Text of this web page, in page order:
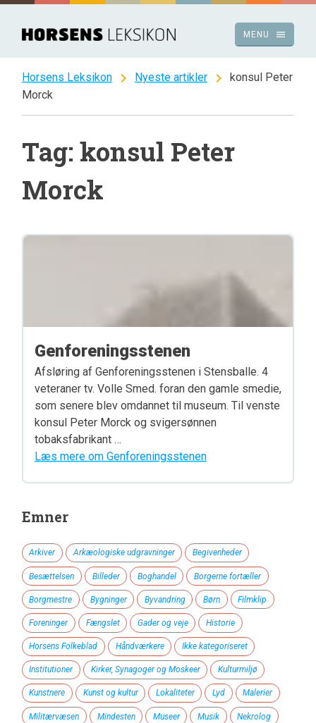
Spring
indhold
menu
MENU
Horsens Leksikon chevron_right Nyeste artikler chevron_right
konsul Peter
Morck
Tag: konsul Peter
Morck
Genforeningsstenen
Afsløring af Genforeningsstenen i Stensballe. 4
veteraner tv. Volle Smed. foran den gamle smedie,
som senere blev omdannet til museum. Til venste
konsul Peter Morck og svigersønnen
tobaksfabrikant …
Læs mere om Genforeningsstenen
Emner
Arkiver Arkæologiske udgravninger Begivenheder
Besættelsen Billeder Boghandel Borgerne fortæller
Borgmestre Bygninger Byvandring Børn Filmklip
Foreninger Fængslet Gader og veje Historie
Horsens Folkeblad Håndværkere Ikke kategoriseret
Institutioner Kirker, Synagoger og Moskeer Kulturmiljø
Kunstnere Kunst og kultur Lokaliteter Lyd Malerier
Militærvæsen Mindesten Museer Musik Nekrolog